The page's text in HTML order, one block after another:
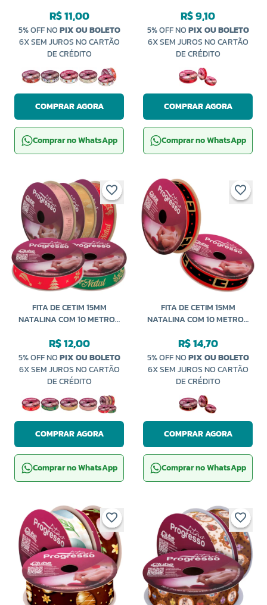
PROGRESSO
R$ 11,00
5% OFF NOPIX OU BOLETO
6X SEM JUROS NO CARTÃO
DE CRÉDITO
COMPRAR AGORA
Comprar no WhatsApp
R$ 9,10
5% OFF NOPIX OU BOLETO
6X SEM JUROS NO CARTÃO
DE CRÉDITO
COMPRAR AGORA
Comprar no WhatsApp
FITA DE CETIM 15MM
NATALINA COM 10 METROS
R$ 12,00
5% OFF NOPIX OU BOLETO
6X SEM JUROS NO CARTÃO
DE CRÉDITO
COMPRAR AGORA
Comprar no WhatsApp
FITA DE CETIM 15MM
NATALINA COM 10 METROS
R$ 14,70
5% OFF NOPIX OU BOLETO
6X SEM JUROS NO CARTÃO
DE CRÉDITO
COMPRAR AGORA
Comprar no WhatsApp